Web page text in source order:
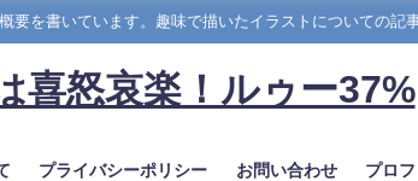
要を書いています。趣味で描いたイラストについての記
喜怒哀楽！ルゥー37%
プライバシーポリシー お問い合わせ プロ